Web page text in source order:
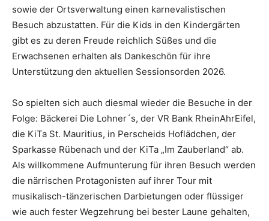
sowie der Ortsverwaltung einen karnevalistischen
Besuch abzustatten. Für die Kids in den Kindergärten
gibt es zu deren Freude reichlich Süßes und die
Erwachsenen erhalten als Dankeschön für ihre
Unterstützung den aktuellen Sessionsorden 2026.
So spielten sich auch diesmal wieder die Besuche in der
Folge: Bäckerei Die Lohner´s, der VR Bank RheinAhrEifel,
die KiTa St. Mauritius, in Perscheids Hoflädchen, der
Sparkasse Rübenach und der KiTa „Im Zauberland“ ab.
Als willkommene Aufmunterung für ihren Besuch werden
die närrischen Protagonisten auf ihrer Tour mit
musikalisch-tänzerischen Darbietungen oder flüssiger
wie auch fester Wegzehrung bei bester Laune gehalten,